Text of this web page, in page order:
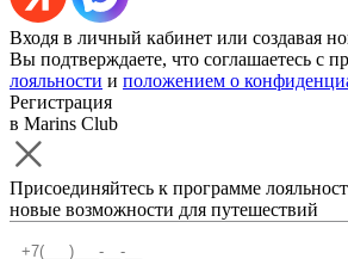
Входя в личный кабинет или создавая
Вы подтверждаете, что соглашаетесь с
лояльности и положением о
Регистрация
в Marins Club
Присоединяйтесь к программе
новые возможности для путешествий